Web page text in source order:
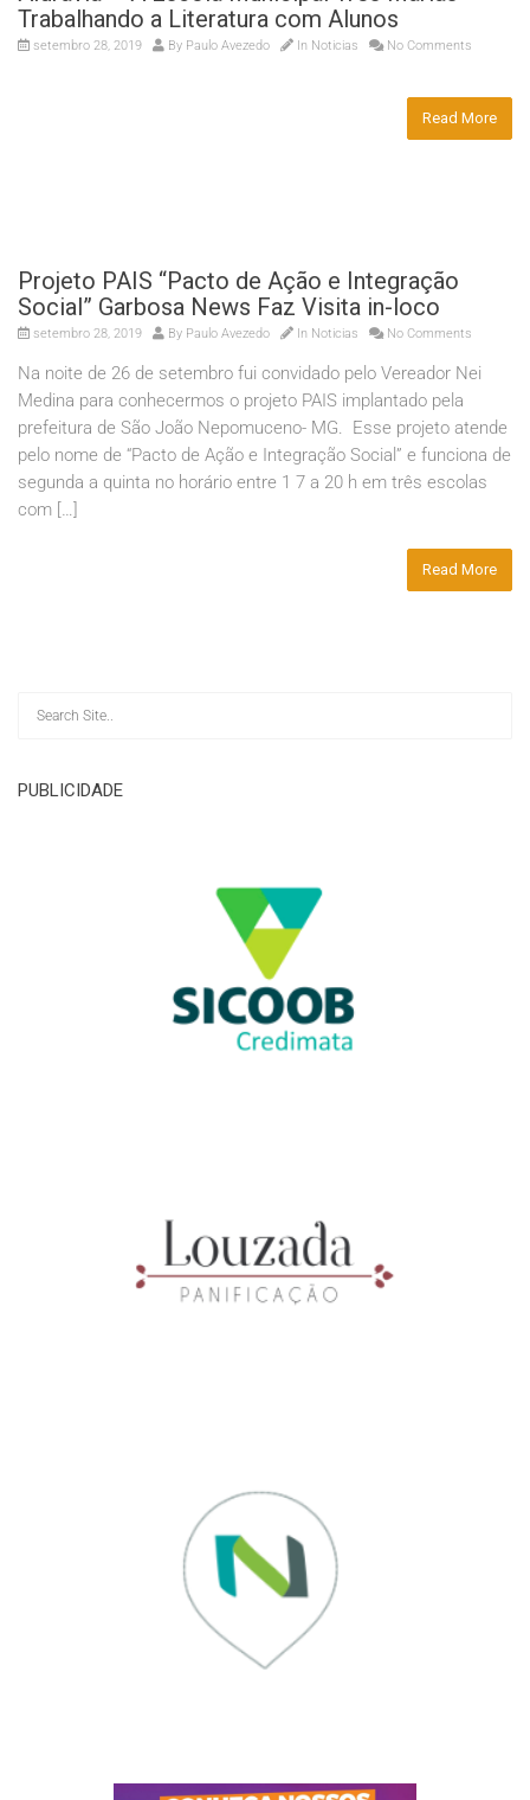
Trabalhando a Literatura com Alunos
setembro 28, 2019 By Paulo Avezedo In Noticias No Comments
Read More
Projeto PAIS “Pacto de Ação e Integração
Social” Garbosa News Faz Visita in-loco
setembro 28, 2019 By Paulo Avezedo In Noticias No Comments
Na noite de 26 de setembro fui convidado pelo Vereador Nei
Medina para conhecermos o projeto PAIS implantado pela
prefeitura de São João Nepomuceno- MG. Esse projeto atende
pelo nome de “Pacto de Ação e Integração Social” e funciona de
segunda a quinta no horário entre 1 7 a 20 h em três escolas
com […]
Read More
PUBLICIDADE